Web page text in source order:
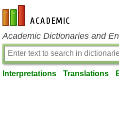
en-academic.com
Academic Dictionaries and
Interpretations Translations